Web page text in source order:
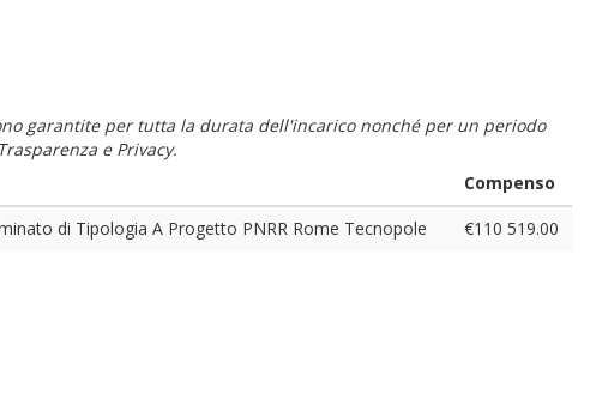
garantite per tutta la durata dell'incarico nonché per un periodo
e Privacy.
Compenso
di Tipologia A Progetto PNRR Rome Tecnopole €110 519.00